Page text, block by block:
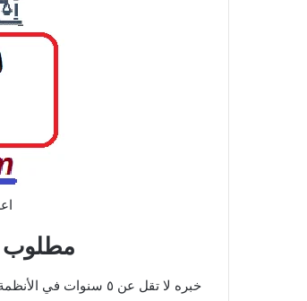
‏مطلوب
‏خبره لا تقل عن ٥ سنوات في الأنظمة التجارية والأنظمة ذات العلاقة.